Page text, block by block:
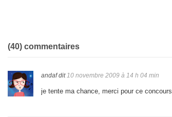
(40) commentaires
andaf dit 10 novembre 2009 à 14 h 04 min
je tente ma chance, merci pour ce concours